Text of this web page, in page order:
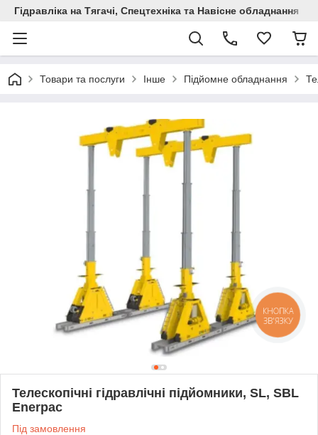
Гідравліка на Тягачі, Спецтехніка та Навісне обладнання
Товари та послуги Інше Підйомне обладнання
Телескопічні гідравлічні підйомники, SL, SBL
Enerpac
Під замовлення
КНОПКА
ЗВ'ЯЗКУ